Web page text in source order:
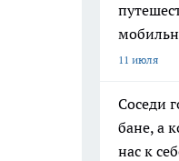
11 июля
Соседи
бане, а
нас к